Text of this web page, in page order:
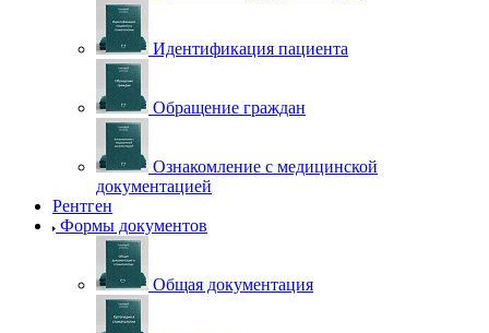
Идентификация пациента
Обращение граждан
Ознакомление с медицинской
документацией
Рентген
Формы документов
Общая документация